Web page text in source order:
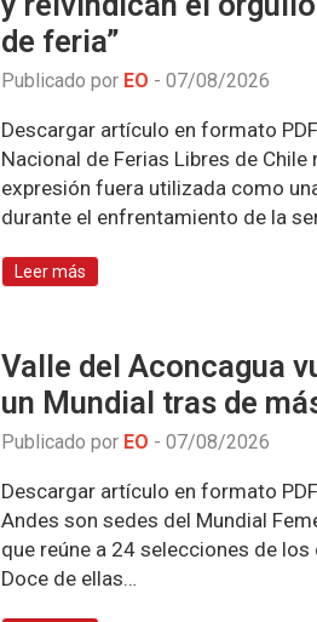
de feria”
Publicado por EO - 07/08/2026
Descargar artículo en formato
Nacional de Ferias Libres de Chile
expresión fuera utilizada como
durante el enfrentamiento de la
Leer más
Valle del Aconcagua
un Mundial tras de
Publicado por EO - 07/08/2026
Descargar artículo en formato
Andes son sedes del Mundial
que reúne a 24 selecciones de
Doce de ellas…